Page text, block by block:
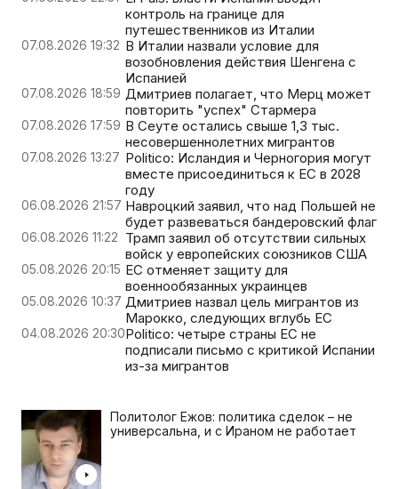
контроль на границе для
путешественников из Италии
07.08.2026 19:32 В Италии назвали условие для
возобновления действия Шенгена с
Испанией
07.08.2026 18:59 Дмитриев полагает, что Мерц может
повторить "успех" Стармера
07.08.2026 17:59 В Сеуте остались свыше 1,3 тыс.
несовершеннолетних мигрантов
07.08.2026 13:27 Politico: Исландия и Черногория могут
вместе присоединиться к ЕС в 2028
году
06.08.2026 21:57 Навроцкий заявил, что над Польшей не
будет развеваться бандеровский флаг
06.08.2026 11:22 Трамп заявил об отсутствии сильных
войск у европейских союзников США
05.08.2026 20:15 ЕС отменяет защиту для
военнообязанных украинцев
05.08.2026 10:37 Дмитриев назвал цель мигрантов из
Марокко, следующих вглубь ЕС
04.08.2026 20:30Politico: четыре страны ЕС не
подписали письмо с критикой Испании
из-за мигрантов
Политолог Ежов: политика сделок – не
универсальна, и с Ираном не работает